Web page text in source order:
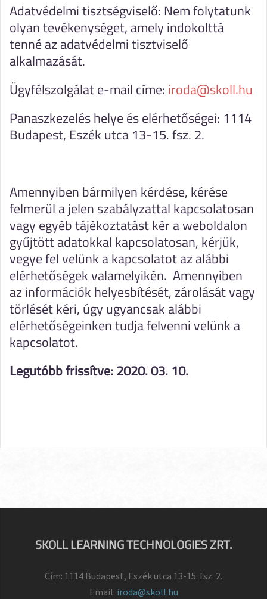
Adatvédelmi tisztségviselő: Nem folytatunk
olyan tevékenységet, amely indokolttá
tenné az adatvédelmi tisztviselő
alkalmazását.
Ügyfélszolgálat e-mail címe: iroda@skoll.hu
Panaszkezelés helye és elérhetőségei: 1114
Budapest, Eszék utca 13-15. fsz. 2.
Amennyiben bármilyen kérdése, kérése
felmerül a jelen szabályzattal kapcsolatosan
vagy egyéb tájékoztatást kér a weboldalon
gyűjtött adatokkal kapcsolatosan, kérjük,
vegye fel velünk a kapcsolatot az alábbi
elérhetőségek valamelyikén. Amennyiben
az információk helyesbítését, zárolását vagy
törlését kéri, úgy ugyancsak alábbi
elérhetőségeinken tudja felvenni velünk a
kapcsolatot.
Legutóbb frissítve: 2020. 03. 10.
SKOLL LEARNING TECHNOLOGIES ZRT.
Cím: 1114 Budapest, Eszék utca 13-15. fsz. 2.
Email: iroda@skoll.hu